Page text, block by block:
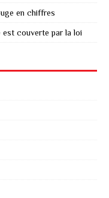
en chiffres
couverte par la loi